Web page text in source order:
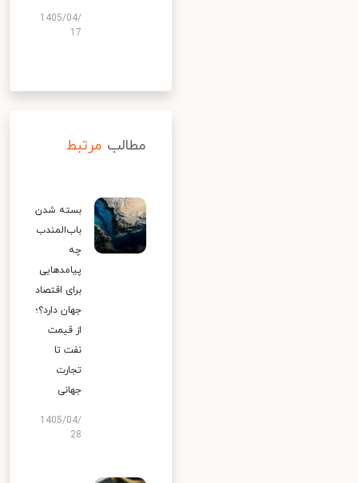
1405/04/
17
مطالب مرتبط
بسته شدن
باب‌المندب
چه
پیامدهایی
برای اقتصاد
جهان دارد؟؛
از قیمت
نفت تا
تجارت
جهانی
1405/04/
28